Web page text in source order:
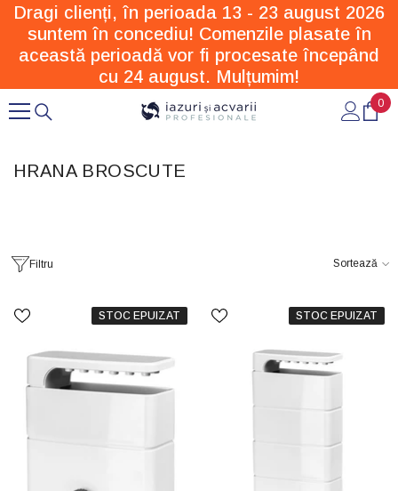
SARI LA CONȚINUT
Dragi clienți, în perioada 13 - 23 august 2026
suntem în concediu! Comenzile plasate în
această perioadă vor fi procesate începând
cu 24 august. Mulțumim!
0
0
HRANA BROSCUTE
Filtru Sortează
STOC EPUIZAT STOC EPUIZAT